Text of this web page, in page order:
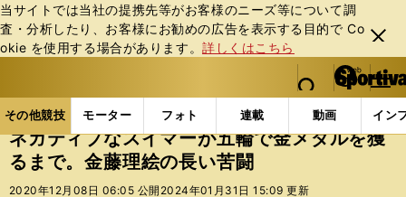
当サイトでは当社の提携先等がお客様のニーズ等について調
査・分析したり、お客様にお勧めの広告を表⽰する⽬的で Co
okie を使⽤する場合があります。詳しくはこちら
閉じ
る
web Sportiva (webスポルティーバ)
検索
マイペ
ー
ジ
メニュ
その他競技 モーター フォト 連載 動画 イン
ス
ポ
ル
その他競技の記事一覧 水泳 ネガティブなスイマー
ネガティブなスイマーが五輪で金メダルを獲
るまで。金藤理絵の長い苦闘
2020年12月08日 06:05 公開 2024年01月31日 15:09 更新